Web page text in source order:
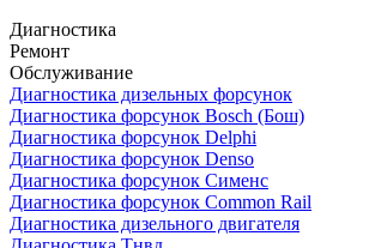
Диагностика
Ремонт
Обслуживание
Диагностика дизельных форсунок
Диагностика форсунок Bosch (Бош)
Диагностика форсунок Delphi
Диагностика форсунок Denso
Диагностика форсунок Сименс
Диагностика форсунок Common Rail
Диагностика дизельного двигателя